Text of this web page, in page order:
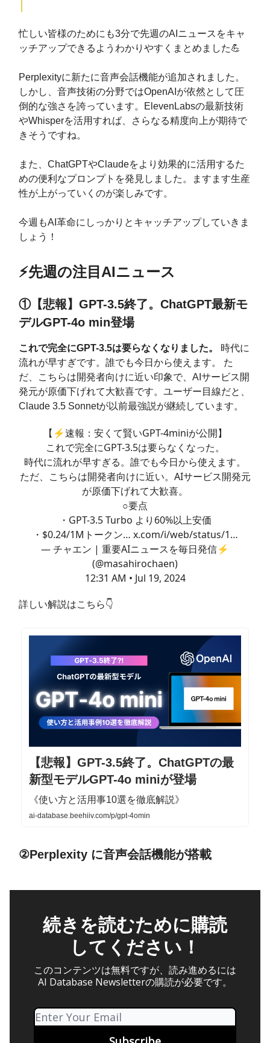
忙しい皆様のためにも3分で先週のAIニュースをキャ
ッチアップできるようわかりやすくまとめました💪
Perplexityに新たに音声会話機能が追加されました。
しかし、音声技術の分野ではOpenAIが依然として圧
倒的な強さを誇っています。ElevenLabsの最新技術
やWhisperを活用すれば、さらなる精度向上が期待で
きそうですね。
また、ChatGPTやClaudeをより効果的に活用するた
めの便利なプロンプトを発見しました。ますます生産
性が上がっていくのが楽しみです。
今週もAI革命にしっかりとキャッチアップしていきま
しょう！
⚡️先週の注目AIニュース
①【悲報】GPT-3.5終了。ChatGPT最新モ
デルGPT-4o min登場
これで完全にGPT-3.5は要らなくなりました。
時代に
流れが早すぎです。誰でも今日から使えます。 た
だ、こちらは開発者向けに近い印象で、AIサービス開
発元が原価下げれて大歓喜です。ユーザー目線だと、
Claude 3.5 Sonnetが以前最強説が継続しています。
【⚡️速報：安くて賢いGPT-4miniが公開】
これで完全にGPT-3.5は要らなくなった。
時代に流れが早すぎる。誰でも今日から使えます。
ただ、こちらは開発者向けに近い。AIサービス開発元
が原価下げれて大歓喜。
○要点
・GPT-3.5 Turbo より60%以上安価
・$0.24/1Mトークン… x.com/i/web/status/1…
— チャエン | 重要AIニュースを毎日発信⚡️
(@masahirochaen)
12:31 AM • Jul 19, 2024
詳しい解説はこちら👇
【悲報】GPT-3.5終了。ChatGPTの最
新型モデルGPT-4o miniが登場
《使い方と活用事10選を徹底解説》
ai-database.beehiiv.com/p/gpt-4omin
②Perplexity に音声会話機能が搭載
続きを読むために購読
してください！
このコンテンツは無料ですが、読み進めるには
AI Database Newsletterの購読が必要です。